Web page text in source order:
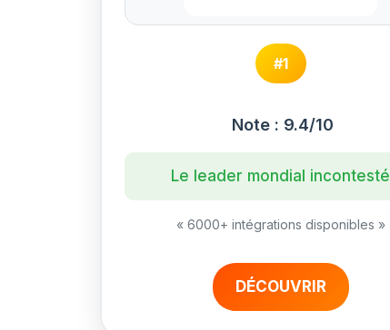
#1
Note : 9.4/10
Le leader mondial incontesté
« 6000+ intégrations disponibles »
DÉCOUVRIR